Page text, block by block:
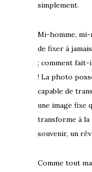
simplement.
Mi-homme,
de fixer à
; comment fait-
! La photo
capable de
une image fixe
transforme à la
souvenir, un
Comme tout